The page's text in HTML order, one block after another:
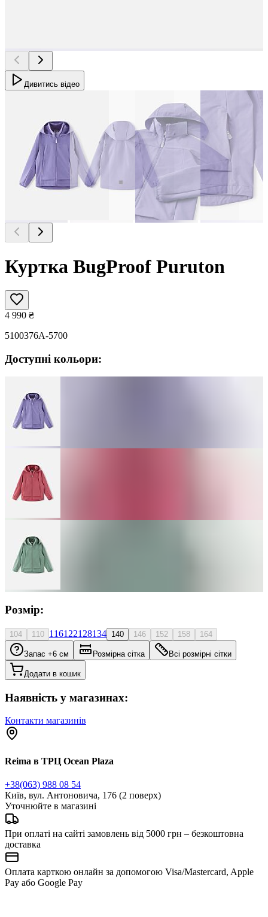
Дивитись відео
Куртка BugProof Puruton
4 990 ₴
5100376A-5700
Доступні кольори:
Розмір:
104 110 116122128134 140 146 152 158 164
Запас +6 см Розмірна сітка Всі розмірні сітки
Додати в кошик
Наявність у магазинах:
Контакти магазинів
Reima в ТРЦ Ocean Plaza
+38(063) 988 08 54
Київ, вул. Антоновича, 176 (2 поверх)
Уточнюйте в магазині
При оплаті на сайті замовлень від 5000 грн – безкоштовна
доставка
Оплата карткою онлайн за допомогою Visa/Mastercard, Apple
Pay або Google Pay